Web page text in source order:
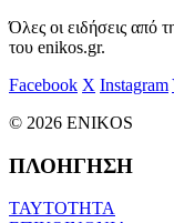
Όλες οι ειδήσεις από
του enikos.gr.
Facebook X Instagram
© 2026 ENIKOS
ΠΛΟΗΓΗΣΗ
ΤΑΥΤΟΤΗΤΑ